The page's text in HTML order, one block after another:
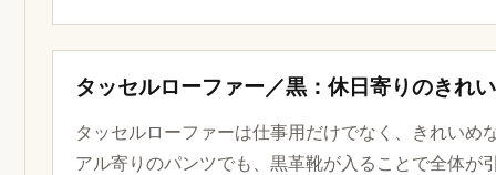
タッセルローファー／黒：休日寄りのきれ
タッセルローファーは仕事用だけでなく、きれいめ
アル寄りのパンツでも、黒革靴が入ることで全体が